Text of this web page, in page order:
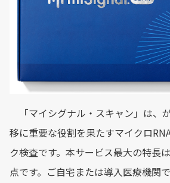
「マイシグナル・スキャン」は、
移に重要な役割を果たすマイクロ
ク検査です。本サービス最大の特長
点です。ご自宅または導入医療機関